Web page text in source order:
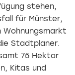
stehen,
für Münster,
Stadtplaner.
75 Hektar
Kitas und